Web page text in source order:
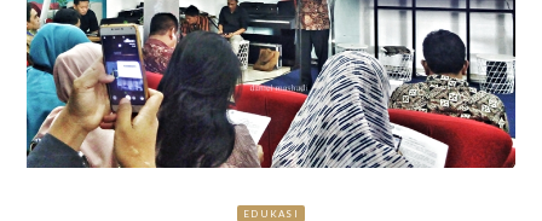
EDUKASI